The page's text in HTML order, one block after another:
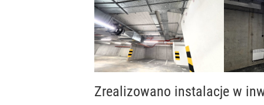
Zrealizowano instalacje w